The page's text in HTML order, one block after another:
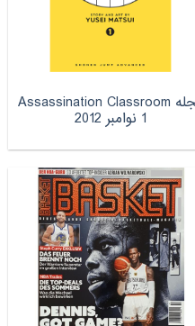
مجله Assassination Classroom
1 نوامبر 2012